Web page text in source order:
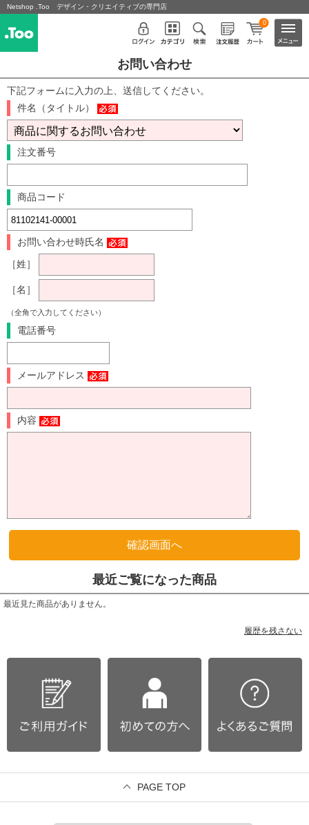
Netshop .Too デザイン・クリエイティブの専門店
0
お問い合わせ
下記フォームに入力の上、送信してください。
件名（タイトル）
注文番号
商品コード
お問い合わせ時氏名
［姓］
［名］
（全角で入力してください）
電話番号
メールアドレス
内容
最近ご覧になった商品
最近見た商品がありません。
履歴を残さない
PAGE TOP